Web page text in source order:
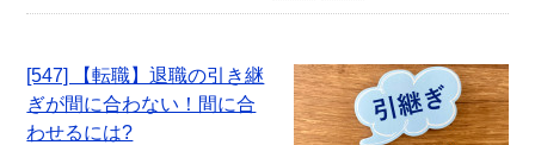
[547] 【転職】退職の引き継
ぎが間に合わない！間に合
わせるには?